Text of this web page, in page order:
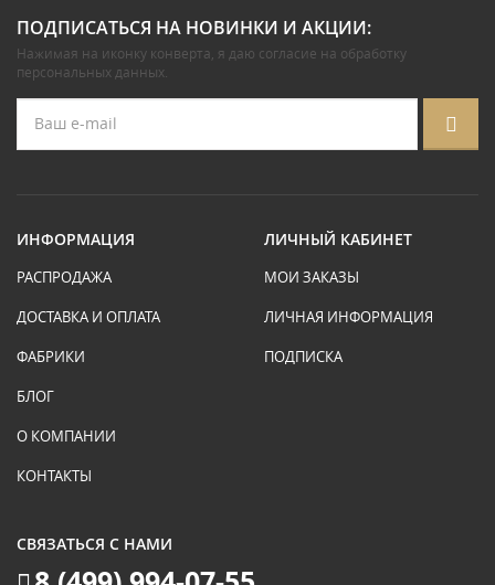
ПОДПИСАТЬСЯ НА НОВИНКИ И АКЦИИ:
Нажимая на иконку конверта, я даю согласие на обработку
персональных данных.
ИНФОРМАЦИЯ
РАСПРОДАЖА
ДОСТАВКА И ОПЛАТА
ФАБРИКИ
БЛОГ
О КОМПАНИИ
КОНТАКТЫ
ЛИЧНЫЙ КАБИНЕТ
МОИ ЗАКАЗЫ
ЛИЧНАЯ ИНФОРМАЦИЯ
ПОДПИСКА
СВЯЗАТЬСЯ С НАМИ